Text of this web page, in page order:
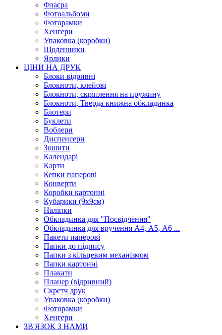
Флаєра
Фотоальбоми
Фоторамки
Хенгери
Упаковка (коробки)
Щоденники
Ярлики
ЦІНИ НА ДРУК
Блоки відривні
Блокноти, клейові
Блокноти, скріплення на пружину
Блокноти, Тверда книжна обкладинка
Блотери
Буклети
Воблери
Диспенсери
Зошити
Календарі
Карти
Кепки паперові
Конверти
Коробки картонні
Кубарики (9х9см)
Наліпки
Обкладинка для "Посвідчення"
Обкладинка для вручення А4, А5, А6 ...
Пакети паперові
Папки до підпису
Папки з кільцевим механізмом
Папки картонні
Плакати
Планер (відривний)
Скретч друк
Упаковка (коробки)
Фоторамки
Хенгери
ЗВ'ЯЗОК З НАМИ